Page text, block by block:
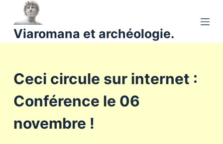
a
u
o
Viaromana et archéologie.
Ceci circule sur internet :
Conférence le 06
novembre !